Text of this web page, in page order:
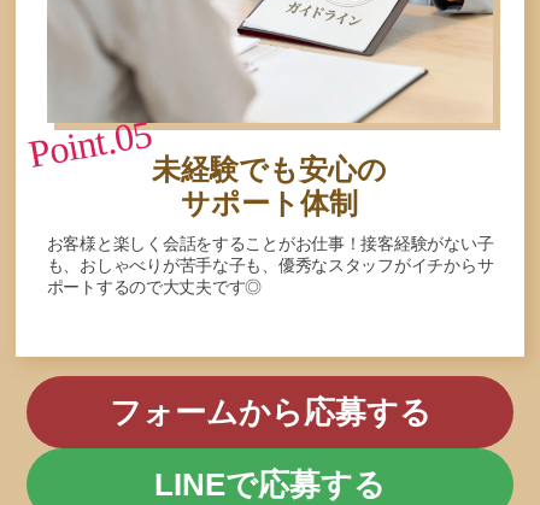
Point.05未経験でも安心の
サポート体制
お客様と楽しく会話をすることがお仕事！接客経験がない子
も、おしゃべりが苦手な子も、優秀なスタッフがイチからサ
ポートするので大丈夫です◎
LINEで応募する
フォームから応募する